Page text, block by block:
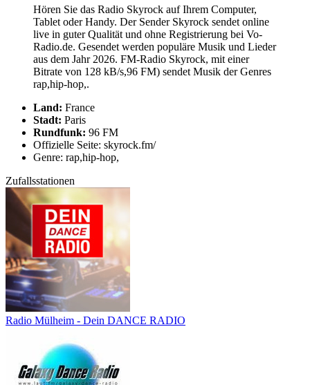
Hören Sie das Radio Skyrock auf Ihrem Computer,
Tablet oder Handy. Der Sender Skyrock sendet online
live in guter Qualität und ohne Registrierung bei Vo-
Radio.de. Gesendet werden populäre Musik und Lieder
aus dem Jahr 2026. FM-Radio Skyrock, mit einer
Bitrate von 128 kB/s,96 FM) sendet Musik der Genres
rap,hip-hop,.
Land: France
Stadt: Paris
Rundfunk: 96 FM
Offizielle Seite: skyrock.fm/
Genre: rap,hip-hop,
Zufallsstationen
Radio Mülheim - Dein DANCE RADIO